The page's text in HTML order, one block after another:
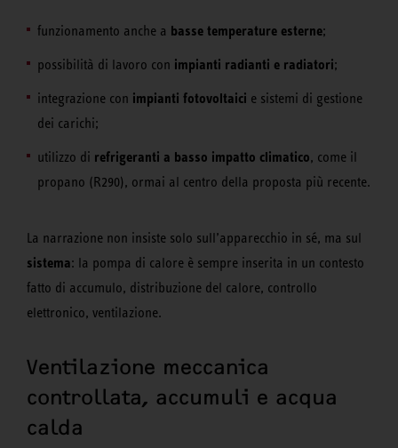
funzionamento anche a basse temperature esterne;
possibilità di lavoro con impianti radianti e radiatori;
integrazione con impianti fotovoltaici e sistemi di gestione
dei carichi;
utilizzo di refrigeranti a basso impatto climatico, come il
propano (R290), ormai al centro della proposta più recente.
La narrazione non insiste solo sull’apparecchio in sé, ma sul
sistema: la pompa di calore è sempre inserita in un contesto
fatto di accumulo, distribuzione del calore, controllo
elettronico, ventilazione.
Ventilazione meccanica
controllata, accumuli e acqua
calda